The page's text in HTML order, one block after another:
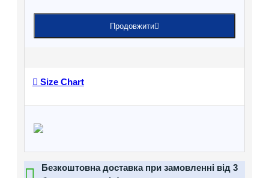
Продовжити
Size Chart
Безкоштовна доставка при замовленні від 3